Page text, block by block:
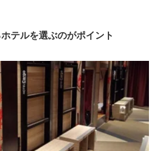
テルを選ぶのがポイント